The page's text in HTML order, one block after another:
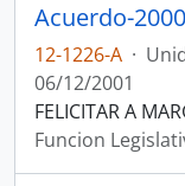
Acuerdo-
12-1226-A ·
06/12/2001
FELICITAR A
Funcion